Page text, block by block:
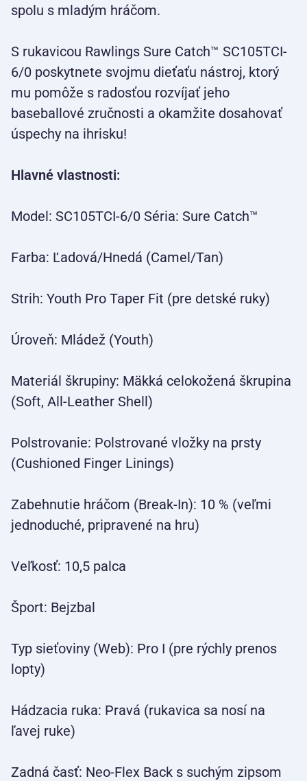
spolu s mladým hráčom.
S rukavicou Rawlings Sure Catch™ SC105TCI-
6/0 poskytnete svojmu dieťaťu nástroj, ktorý
mu pomôže s radosťou rozvíjať jeho
baseballové zručnosti a okamžite dosahovať
úspechy na ihrisku!
Hlavné vlastnosti:
Model: SC105TCI-6/0 Séria: Sure Catch™
Farba: Ľadová/Hnedá (Camel/Tan)
Strih: Youth Pro Taper Fit (pre detské ruky)
Úroveň: Mládež (Youth)
Materiál škrupiny: Mäkká celokožená škrupina
(Soft, All-Leather Shell)
Polstrovanie: Polstrované vložky na prsty
(Cushioned Finger Linings)
Zabehnutie hráčom (Break-In): 10 % (veľmi
jednoduché, pripravené na hru)
Veľkosť: 10,5 palca
Šport: Bejzbal
Typ sieťoviny (Web): Pro I (pre rýchly prenos
lopty)
Hádzacia ruka: Pravá (rukavica sa nosí na
ľavej ruke)
Zadná časť: Neo-Flex Back s suchým zipsom